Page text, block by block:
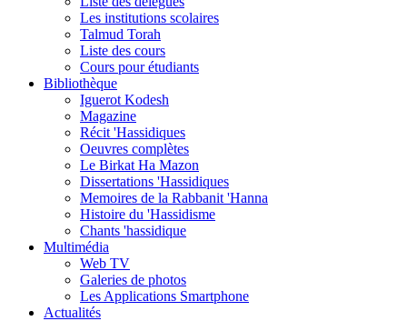
Les institutions scolaires
Talmud Torah
Liste des cours
Cours pour étudiants
Bibliothèque
Iguerot Kodesh
Magazine
Récit 'Hassidiques
Oeuvres complètes
Le Birkat Ha Mazon
Dissertations 'Hassidiques
Memoires de la Rabbanit 'Hanna
Histoire du 'Hassidisme
Chants 'hassidique
Multimédia
Web TV
Galeries de photos
Les Applications Smartphone
Actualités